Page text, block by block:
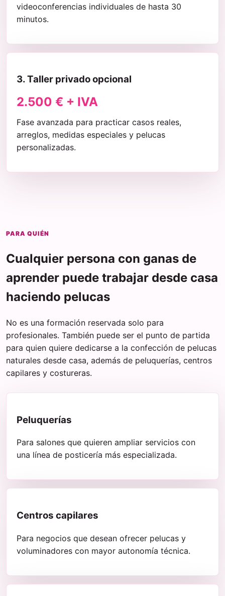
videoconferencias individuales de hasta 30
minutos.
3. Taller privado opcional
2.500 € + IVA
Fase avanzada para practicar casos reales,
arreglos, medidas especiales y pelucas
personalizadas.
PARA QUIÉN
Cualquier persona con ganas de
aprender puede trabajar desde casa
haciendo pelucas
No es una formación reservada solo para
profesionales. También puede ser el punto de partida
para quien quiere dedicarse a la confección de pelucas
naturales desde casa, además de peluquerías, centros
capilares y costureras.
Peluquerías
Para salones que quieren ampliar servicios con
una línea de posticería más especializada.
Centros capilares
Para negocios que desean ofrecer pelucas y
voluminadores con mayor autonomía técnica.